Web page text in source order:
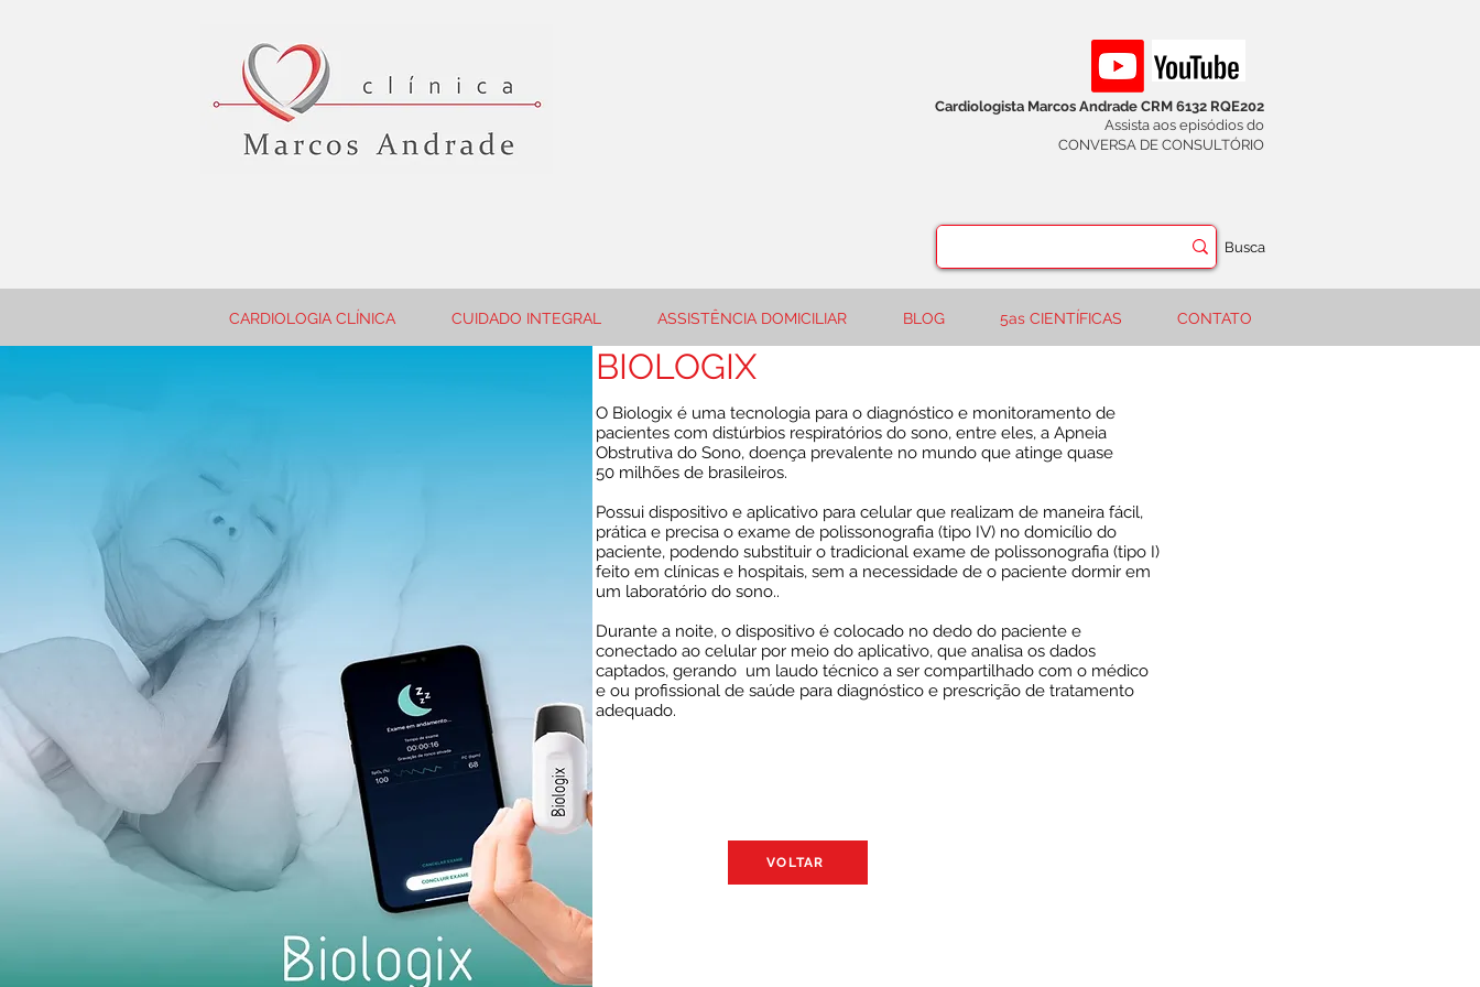
Cardiologista Marcos Andrade CRM 6132 RQE202
Assista aos episódios do
CONVERSA DE CONSULTÓRIO
Busca
CARDIOLOGIA CLÍNICA CUIDADO INTEGRAL ASSISTÊNCIA DOMICILIAR BLOG 5as CIENTÍFICAS CONTATO
BIOLOGIX
O Biologix é uma tecnologia para o diagnóstico e monitoramento de
pacientes com distúrbios respiratórios do sono, entre eles, a Apneia
Obstrutiva do Sono, doença prevalente no mundo que atinge quase
50 milhões de brasileiros.
Possui dispositivo e aplicativo para celular que realizam de maneira fácil,
prática e precisa o exame de polissonografia (tipo IV) no domicílio do
paciente, podendo substituir o tradicional exame de polissonografia (tipo I)
feito em clínicas e hospitais, sem a necessidade de o paciente dormir em
um laboratório do sono..
Durante a noite, o dispositivo é colocado no dedo do paciente e
conectado ao celular por meio do aplicativo, que analisa os dados
captados, gerando um laudo técnico a ser compartilhado com o médico
e ou profissional de saúde para diagnóstico e prescrição de tratamento
adequado.
VOLTAR